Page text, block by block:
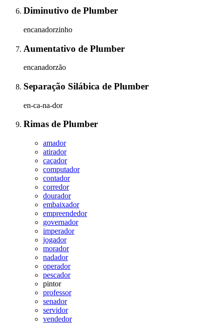
Diminutivo de Plumber
encanadorzinho
Aumentativo de Plumber
encanadorzão
Separação Silábica de Plumber
en-ca-na-dor
Rimas de Plumber
amador
atirador
caçador
computador
contador
corredor
dourador
embaixador
empreendedor
governador
imperador
jogador
morador
nadador
operador
pescador
pintor
professor
senador
servidor
vendedor